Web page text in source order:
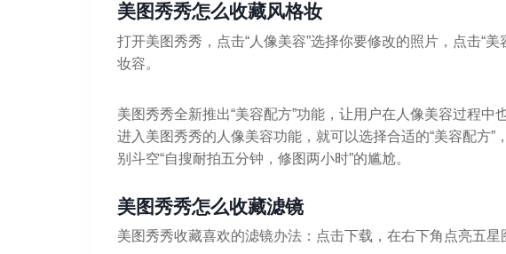
美图秀秀怎么收藏风格妆
打开美图秀秀，点击“人像美容”选择你要修改的照片，点击“
妆容。
美图秀秀全新推出“美容配方”功能，让用户在人像美容过程中
进入美图秀秀的人像美容功能，就可以选择合适的“美容配方
别斗空“自搜耐拍五分钟，修图两小时”的尴尬。
美图秀秀怎么收藏滤镜
美图秀秀收藏喜欢的滤镜办法：点击下载，在右下角点亮五星